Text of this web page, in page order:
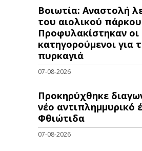
Βοιωτία: Αναστολή
του αιολικού
Προφυλακίστηκαν οι
κατηγορούμενοι για
πυρκαγιά
07-08-2026
Προκηρύχθηκε
νέo αντιπλημμυρικό
Φθιώτιδα
07-08-2026